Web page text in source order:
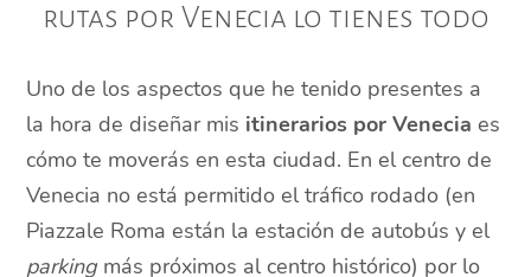
rutas por Venecia lo tienes todo
Uno de los aspectos que he tenido presentes a
la hora de diseñar mis itinerarios por Venecia es
cómo te moverás en esta ciudad. En el centro de
Venecia no está permitido el tráfico rodado (en
Piazzale Roma están la estación de autobús y el
parkingmás próximos al centro histórico) por lo